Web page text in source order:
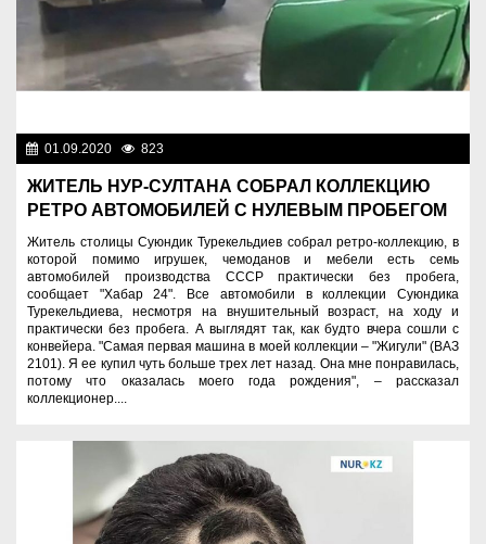
01.09.2020 823
ЖИТЕЛЬ НУР-СУЛТАНА СОБРАЛ КОЛЛЕКЦИЮ
РЕТРО АВТОМОБИЛЕЙ С НУЛЕВЫМ ПРОБЕГОМ
Житель столицы Суюндик Турекельдиев собрал ретро-коллекцию, в
которой помимо игрушек, чемоданов и мебели есть семь
автомобилей производства СССР практически без пробега,
сообщает "Хабар 24". Все автомобили в коллекции Суюндика
Турекельдиева, несмотря на внушительный возраст, на ходу и
практически без пробега. А выглядят так, как будто вчера сошли с
конвейера. "Самая первая машина в моей коллекции – "Жигули" (ВАЗ
2101). Я ее купил чуть больше трех лет назад. Она мне понравилась,
потому что оказалась моего года рождения", – рассказал
коллекционер....